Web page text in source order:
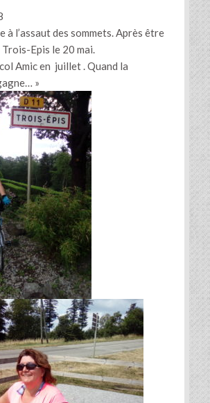
à l’assaut des sommets. Après être
Epis le 20 mai.
Amic en juillet . Quand la
»